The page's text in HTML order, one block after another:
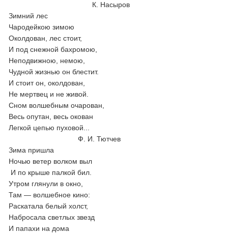
К. Насыров
Зимний лес
Чародейкою зимою
Околдован, лес стоит,
И под снежной бахромою,
Неподвижною, немою,
Чудной жизнью он блестит.
И стоит он, околдован,
Не мертвец и не живой.
Сном волшебным очарован,
Весь опутан, весь окован
Легкой цепью пуховой...
Ф. И. Тютчев
Зима пришла
Ночью ветер волком выл
И по крыше палкой бил.
Утром глянули в окно,
Там — волшебное кино:
Раскатала белый холст,
Набросала светлых звезд
И папахи на дома